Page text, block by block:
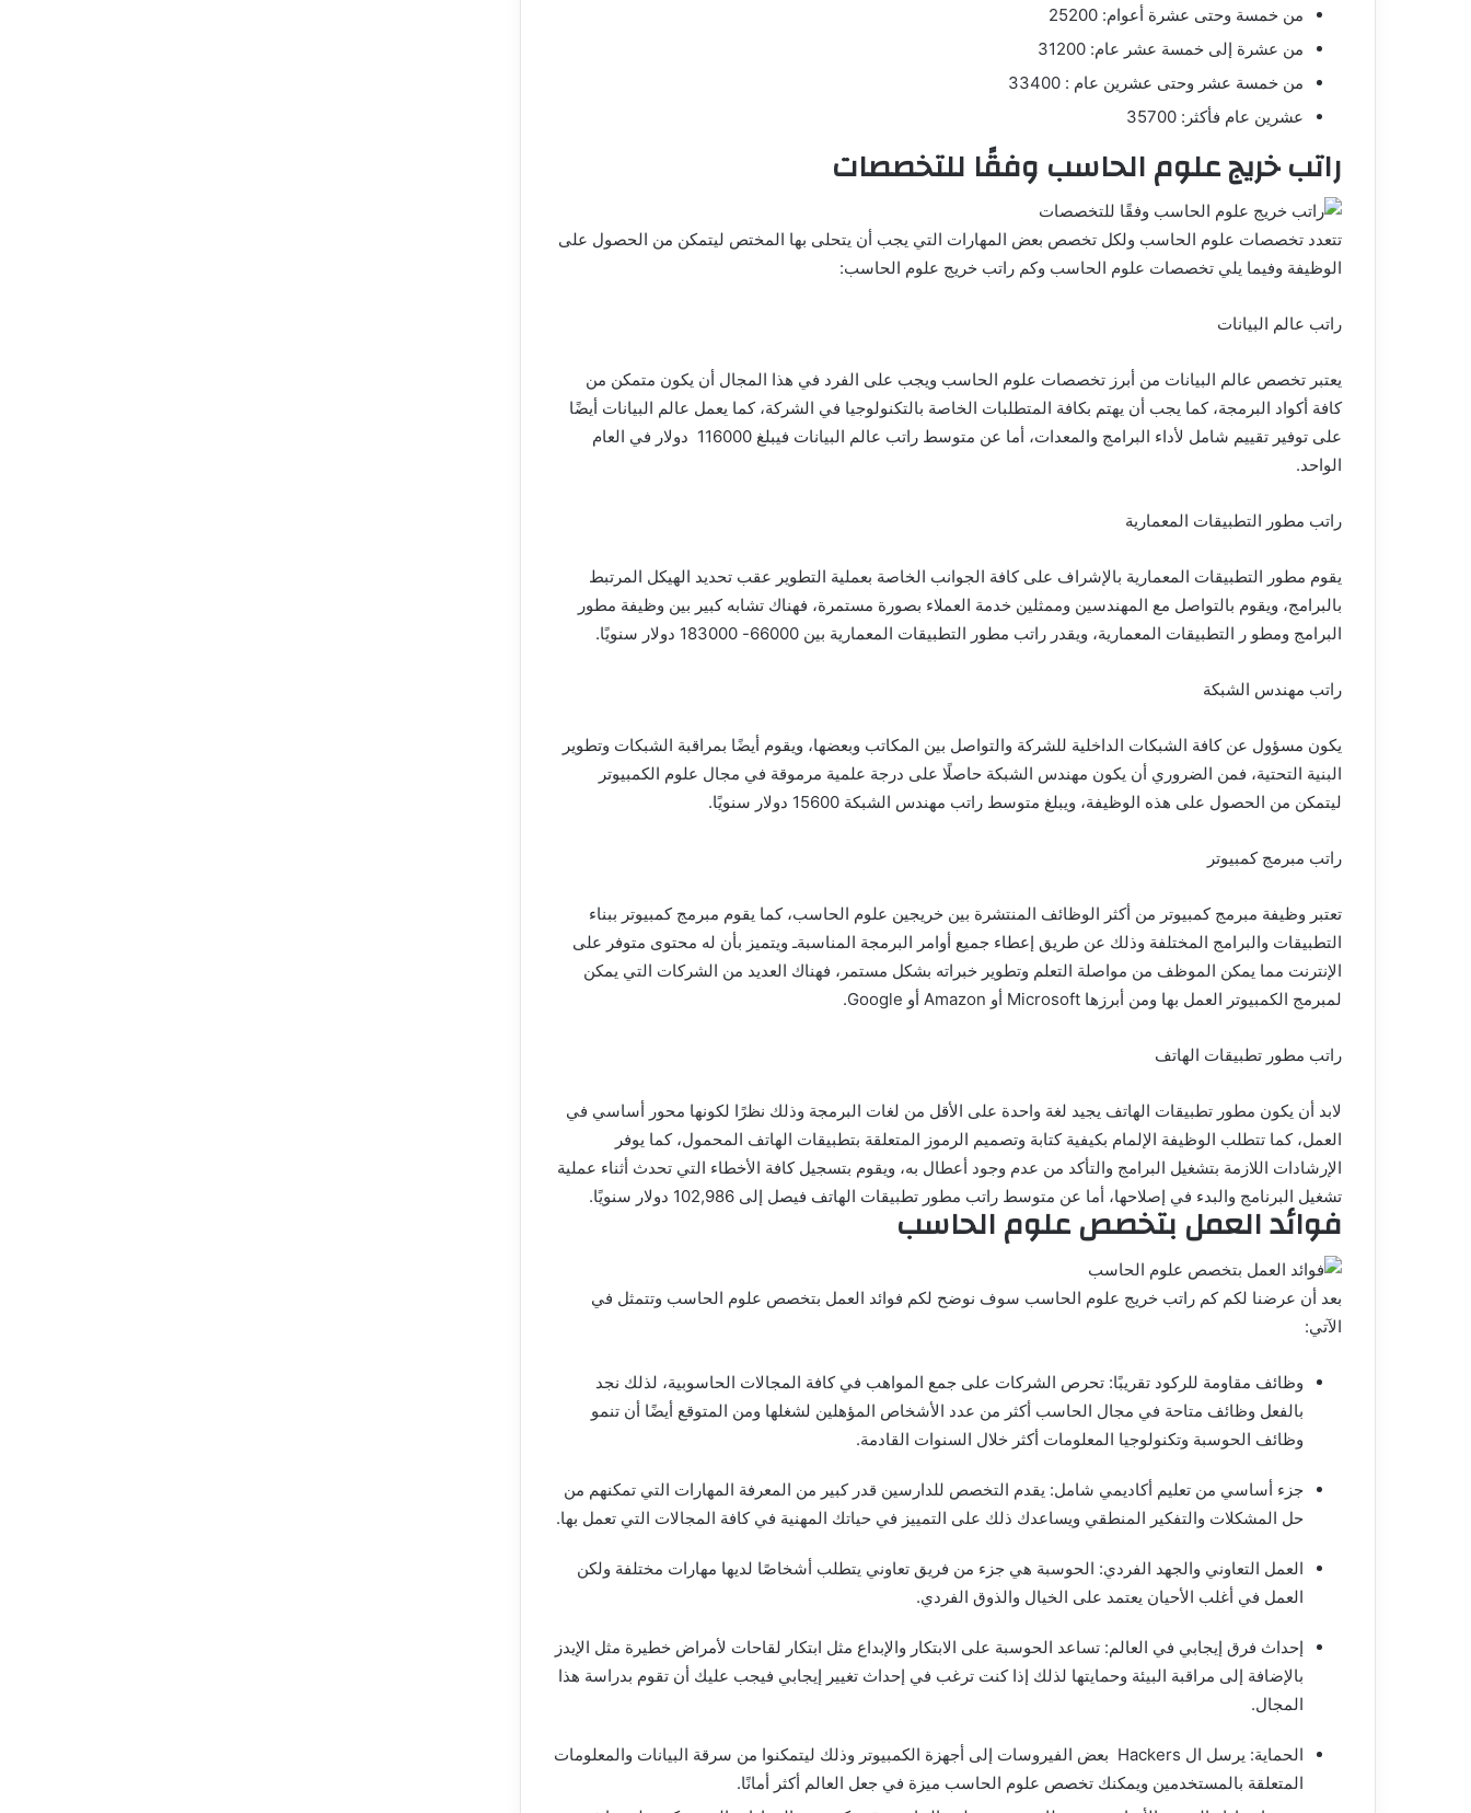
من خمسة وحتى عشرة أعوام: 25200
من عشرة إلى خمسة عشر عام: 31200
من خمسة عشر وحتى عشرين عام : 33400
عشرين عام فأكثر: 35700
راتب خريج علوم الحاسب وفقًا للتخصصات
تتعدد تخصصات علوم الحاسب ولكل تخصص بعض المهارات التي يجب أن يتحلى بها المختص ليتمكن من الحصول على
الوظيفة وفيما يلي تخصصات علوم الحاسب وكم راتب خريج علوم الحاسب:
راتب عالم البيانات
يعتبر تخصص عالم البيانات من أبرز تخصصات علوم الحاسب ويجب على الفرد في هذا المجال أن يكون متمكن من
كافة أكواد البرمجة، كما يجب أن يهتم بكافة المتطلبات الخاصة بالتكنولوجيا في الشركة، كما يعمل عالم البيانات أيضًا
على توفير تقييم شامل لأداء البرامج والمعدات، أما عن متوسط راتب عالم البيانات فيبلغ 116000 دولار في العام
الواحد.
راتب مطور التطبيقات المعمارية
يقوم مطور التطبيقات المعمارية بالإشراف على كافة الجوانب الخاصة بعملية التطوير عقب تحديد الهيكل المرتبط
بالبرامج، ويقوم بالتواصل مع المهندسين وممثلين خدمة العملاء بصورة مستمرة، فهناك تشابه كبير بين وظيفة مطور
البرامج ومطو ر التطبيقات المعمارية، ويقدر راتب مطور التطبيقات المعمارية بين 66000- 183000 دولار سنويًا.
راتب مهندس الشبكة
يكون مسؤول عن كافة الشبكات الداخلية للشركة والتواصل بين المكاتب وبعضها، ويقوم أيضًا بمراقبة الشبكات وتطوير
البنية التحتية، فمن الضروري أن يكون مهندس الشبكة حاصلًا على درجة علمية مرموقة في مجال علوم الكمبيوتر
ليتمكن من الحصول على هذه الوظيفة، ويبلغ متوسط راتب مهندس الشبكة 15600 دولار سنويًا.
راتب مبرمج كمبيوتر
تعتبر وظيفة مبرمج كمبيوتر من أكثر الوظائف المنتشرة بين خريجين علوم الحاسب، كما يقوم مبرمج كمبيوتر ببناء
التطبيقات والبرامج المختلفة وذلك عن طريق إعطاء جميع أوامر البرمجة المناسبةـ ويتميز بأن له محتوى متوفر على
الإنترنت مما يمكن الموظف من مواصلة التعلم وتطوير خبراته بشكل مستمر، فهناك العديد من الشركات التي يمكن
لمبرمج الكمبيوتر العمل بها ومن أبرزها Microsoft أو Amazon أو Google.
راتب مطور تطبيقات الهاتف
لابد أن يكون مطور تطبيقات الهاتف يجيد لغة واحدة على الأقل من لغات البرمجة وذلك نظرًا لكونها محور أساسي في
العمل، كما تتطلب الوظيفة الإلمام بكيفية كتابة وتصميم الرموز المتعلقة بتطبيقات الهاتف المحمول، كما يوفر
الإرشادات اللازمة بتشغيل البرامج والتأكد من عدم وجود أعطال به، ويقوم بتسجيل كافة الأخطاء التي تحدث أثناء عملية
تشغيل البرنامج والبدء في إصلاحها، أما عن متوسط راتب مطور تطبيقات الهاتف فيصل إلى 102,986 دولار سنويًا.
فوائد العمل بتخصص علوم الحاسب
بعد أن عرضنا لكم كم راتب خريج علوم الحاسب سوف نوضح لكم فوائد العمل بتخصص علوم الحاسب وتتمثل في
الآتي:
وظائف مقاومة للركود تقريبًا: تحرص الشركات على جمع المواهب في كافة المجالات الحاسوبية، لذلك نجد
بالفعل وظائف متاحة في مجال الحاسب أكثر من عدد الأشخاص المؤهلين لشغلها ومن المتوقع أيضًا أن تنمو
وظائف الحوسبة وتكنولوجيا المعلومات أكثر خلال السنوات القادمة.
جزء أساسي من تعليم أكاديمي شامل: يقدم التخصص للدارسين قدر كبير من المعرفة المهارات التي تمكنهم من
حل المشكلات والتفكير المنطقي ويساعدك ذلك على التمييز في حياتك المهنية في كافة المجالات التي تعمل بها.
العمل التعاوني والجهد الفردي: الحوسبة هي جزء من فريق تعاوني يتطلب أشخاصًا لديها مهارات مختلفة ولكن
العمل في أغلب الأحيان يعتمد على الخيال والذوق الفردي.
إحداث فرق إيجابي في العالم: تساعد الحوسبة على الابتكار والإبداع مثل ابتكار لقاحات لأمراض خطيرة مثل الإيدز
بالإضافة إلى مراقبة البيئة وحمايتها لذلك إذا كنت ترغب في إحداث تغيير إيجابي فيجب عليك أن تقوم بدراسة هذا
المجال.
الحماية: يرسل ال Hackers بعض الفيروسات إلى أجهزة الكمبيوتر وذلك ليتمكنوا من سرقة البيانات والمعلومات
المتعلقة بالمستخدمين ويمكنك تخصص علوم الحاسب ميزة في جعل العالم أكثر أمانًا.